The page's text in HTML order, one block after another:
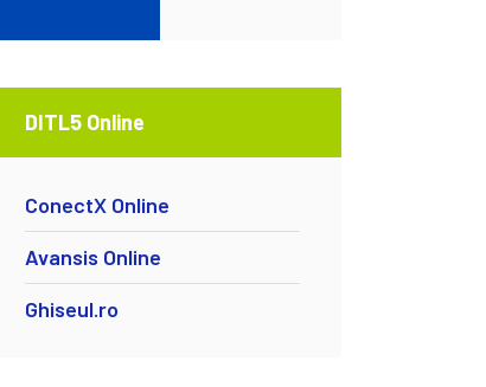
DITL5 Online
ConectX Online
Avansis Online
Ghiseul.ro